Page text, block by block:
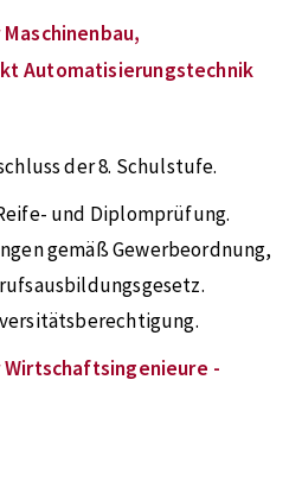
Automatisierungstechnik
der 8. Schulstufe.
und Diplomprüfung.
gemäß Gewerbeordnung,
-